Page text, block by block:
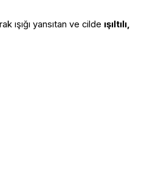
ışığı yansıtan ve cilde ışıltılı,